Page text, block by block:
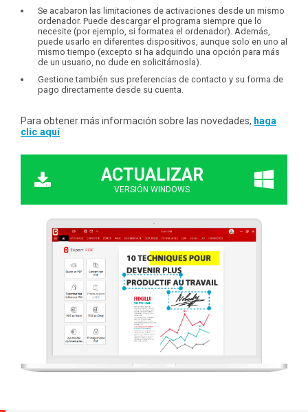
Se acabaron las limitaciones de activaciones desde un mismo
ordenador. Puede descargar el programa siempre que lo
necesite (por ejemplo, si formatea el ordenador). Además,
puede usarlo en diferentes dispositivos, aunque solo en uno al
mismo tiempo (excepto si ha adquirido una opción para más
de un usuario, no dude en solicitárnosla).
Gestione también sus preferencias de contacto y su forma de
pago directamente desde su cuenta.
Para obtener más información sobre las novedades, haga
clic aquí
ACTUALIZAR
VERSIÓN WINDOWS